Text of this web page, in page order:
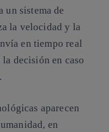
un sistema de
la velocidad y la
en tiempo real
decisión en caso
aparecen
, en